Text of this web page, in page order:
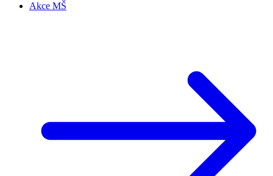
Akce MŠ